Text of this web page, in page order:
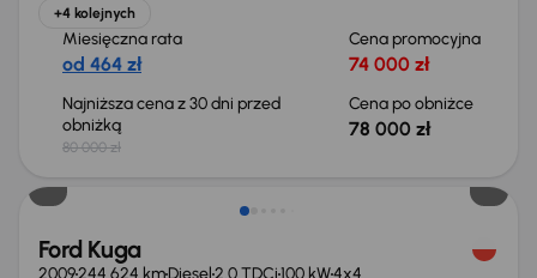
+4 kolejnych
Miesięczna rata
od 464 zł
Cena promocyjna
74 000 zł
Najniższa cena z 30 dni przed
obniżką
80 000 zł
Cena po obniżce
78 000 zł
Ford Kuga
2009244 624 kmDiesel2.0 TDCi100 kW4x4